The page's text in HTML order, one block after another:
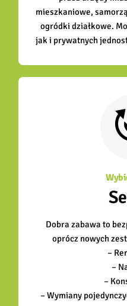
mieszkaniowe,
ogródki działkowe.
jak i prywatnych
Dobra zabawa to
oprócz nowych
–
–
–
– Wymiany